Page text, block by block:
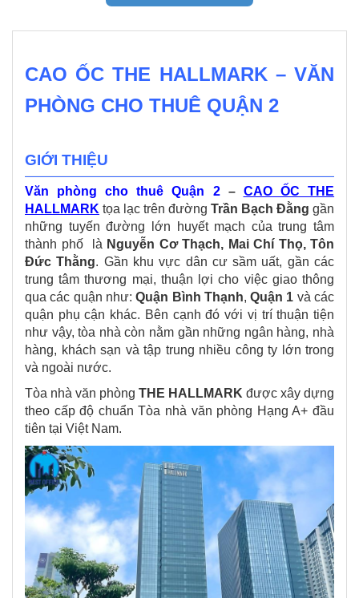
CAO ỐC THE HALLMARK – VĂN
PHÒNG CHO THUÊ QUẬN 2
GIỚI THIỆU
Văn phòng cho thuê Quận 2– CAO ỐC THE
HALLMARK tọa lạc trên đường Trần Bạch Đằng gần
những tuyến đường lớn huyết mạch của trung tâm
thành phố là Nguyễn Cơ Thạch, Mai Chí Thọ, Tôn
Đức Thằng. Gần khu vực dân cư sầm uất, gần các
trung tâm thương mại, thuận lợi cho việc giao thông
qua các quận như:Quận Bình Thạnh,Quận 1 và các
quận phụ cận khác. Bên cạnh đó với vị trí thuận tiện
như vậy, tòa nhà còn nằm gần những ngân hàng, nhà
hàng, khách sạn và tập trung nhiều công ty lớn trong
và ngoài nước.
Tòa nhà văn phòng THE HALLMARK được xây dựng
theo cấp độ chuẩn Tòa nhà văn phòng Hạng A+ đầu
tiên tại Việt Nam.